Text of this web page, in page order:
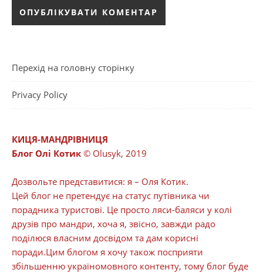
Перехід на головну сторінку
Privacy Policy
КИЦЯ-МАНДРІВНИЦЯ
Блог Олі Котик © Olusyk, 2019
Дозвольте представитися: я – Оля Котик.
Цей блог не претендує на статус путівника чи
порадника туристові. Це просто ляси-баляси у колі
друзів про мандри, хоча я, звісно, завжди радо
поділюся власним досвідом та дам корисні
поради.Цим блогом я хочу також посприяти
збільшенню україномовного контенту, тому блог буде